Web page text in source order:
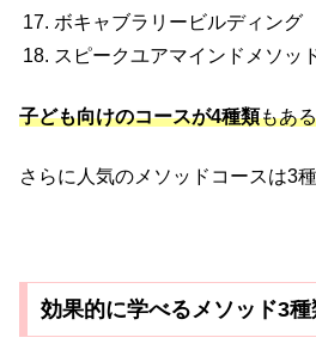
ボキャブラリービルディング
スピークユアマインドメソッ
子ども向けのコースが4種類もあ
さらに人気のメソッドコースは3
効果的に学べるメソッド3種